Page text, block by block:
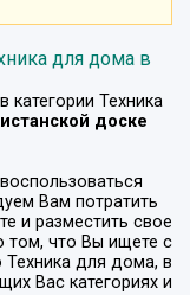
для дома в
категории Техника
доске
Вам потратить
и разместить свое
том, что Вы ищете с
Техника для дома, в
Вас категориях и